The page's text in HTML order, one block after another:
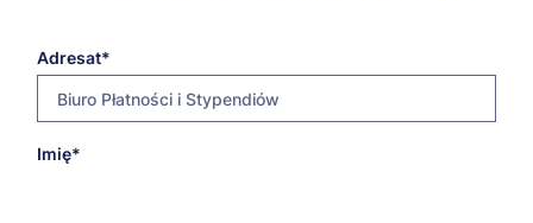
Adresat
Biuro Płatności i Stypendiów
E-
Imię